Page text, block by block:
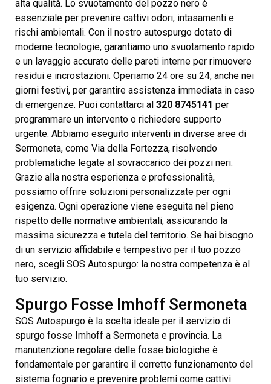
alta qualità. Lo svuotamento del pozzo nero è
essenziale per prevenire cattivi odori, intasamenti e
rischi ambientali. Con il nostro autospurgo dotato di
moderne tecnologie, garantiamo uno svuotamento rapido
e un lavaggio accurato delle pareti interne per rimuovere
residui e incrostazioni. Operiamo 24 ore su 24, anche nei
giorni festivi, per garantire assistenza immediata in caso
di emergenze. Puoi contattarci al 320 8745141 per
programmare un intervento o richiedere supporto
urgente. Abbiamo eseguito interventi in diverse aree di
Sermoneta, come Via della Fortezza, risolvendo
problematiche legate al sovraccarico dei pozzi neri.
Grazie alla nostra esperienza e professionalità,
possiamo offrire soluzioni personalizzate per ogni
esigenza. Ogni operazione viene eseguita nel pieno
rispetto delle normative ambientali, assicurando la
massima sicurezza e tutela del territorio. Se hai bisogno
di un servizio affidabile e tempestivo per il tuo pozzo
nero, scegli SOS Autospurgo: la nostra competenza è al
tuo servizio.
Spurgo Fosse Imhoff Sermoneta
SOS Autospurgo è la scelta ideale per il servizio di
spurgo fosse Imhoff a Sermoneta e provincia. La
manutenzione regolare delle fosse biologiche è
fondamentale per garantire il corretto funzionamento del
sistema fognario e prevenire problemi come cattivi